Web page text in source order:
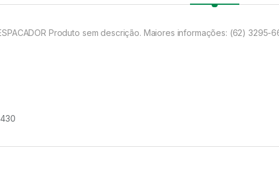
Produto sem descrição. Maiores informações: (62) 3295-